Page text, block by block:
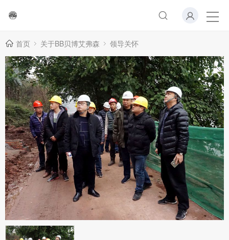
首页 关于BB贝博艾弗森 领导关怀